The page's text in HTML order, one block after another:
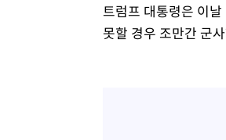
트럼프 대통령은 이
못할 경우 조만간 군